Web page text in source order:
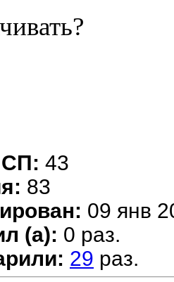
СП: 43
83
09 янв
(а): 0 раз.
29 раз.